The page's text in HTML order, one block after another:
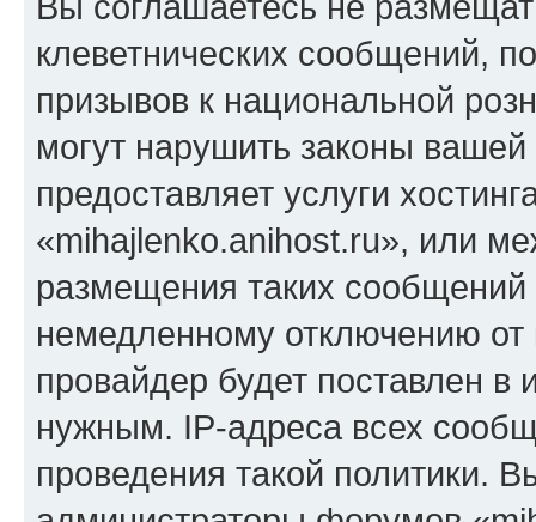
клеветнических сообщений,
призывов к национальной
могут нарушить законы
предоставляет услуги
«mihajlenko.anihost.ru», или
размещения таких
немедленному отключению
провайдер будет поставлен в
нужным. IP-адреса всех
проведения такой политики.